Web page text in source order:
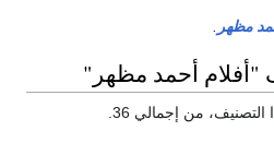
مظهر
"أفلام أحمد مظهر"